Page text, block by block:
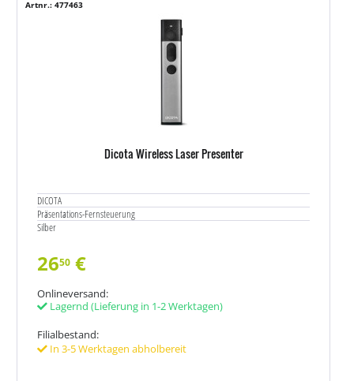
Dicota Wireless Laser Presenter
DICOTA
Präsentations-Fernsteuerung
Silber
Artnr.: 477463
2650 €
Onlineversand:
Lagernd (Lieferung in 1-2 Werktagen)
Filialbestand:
In 3-5 Werktagen abholbereit